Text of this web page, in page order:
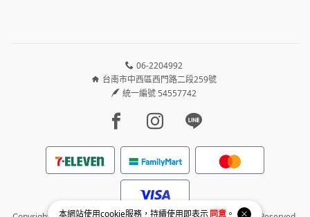
本網站使用cookie服務，持續使用即表示同意 。
06-2204992
台南市中西區西門路二段259號
統一編號 54557742
Facebook page
Instagram page
Line page